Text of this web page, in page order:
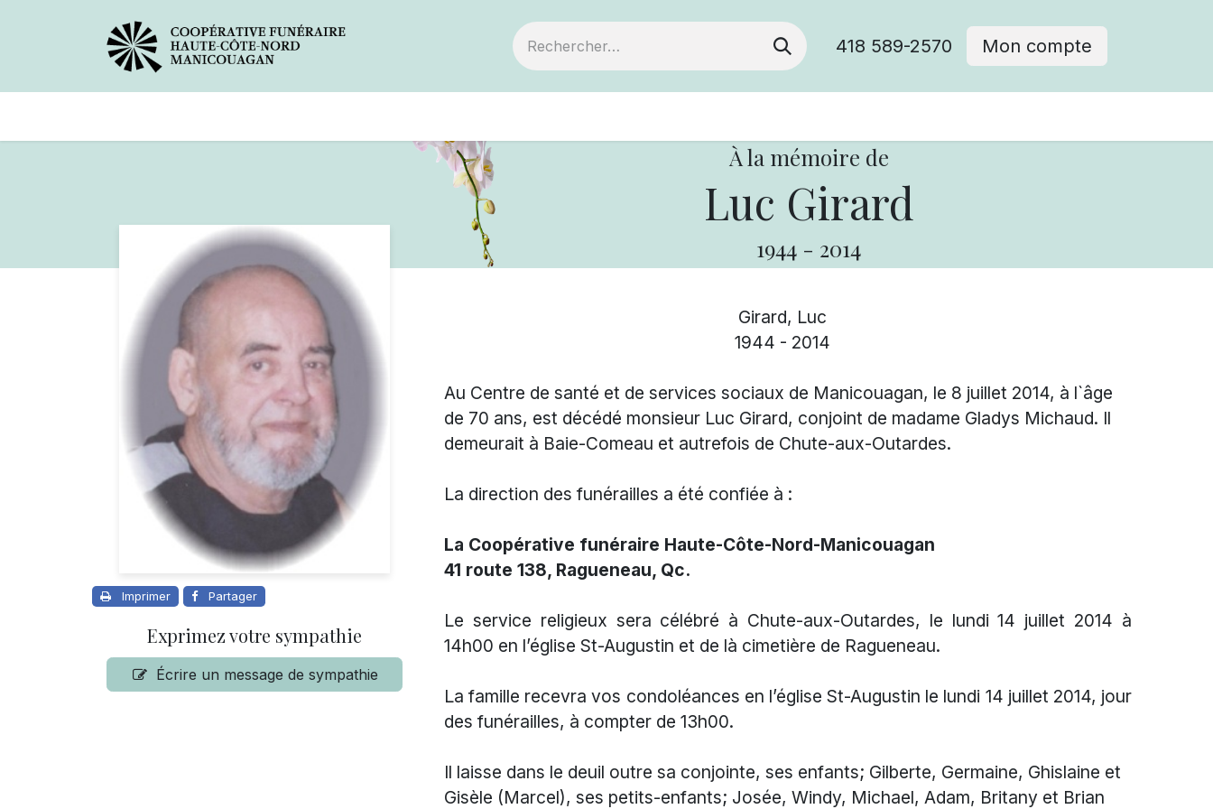
418 589-2570 Mon compte
À la mémoire de
Luc Girard
1944 - 2014
Imprimer Partager
Exprimez votre sympathie
Écrire un message de sympathie
Girard, Luc
1944 - 2014
Au Centre de santé et de services sociaux de Manicouagan, le 8 juillet 2014, à l`âge
de 70 ans, est décédé monsieur Luc Girard, conjoint de madame Gladys Michaud. Il
demeurait à Baie-Comeau et autrefois de Chute-aux-Outardes.
La direction des funérailles a été confiée à :
La Coopérative funéraire Haute-Côte-Nord-Manicouagan
41 route 138, Ragueneau, Qc.
Le service religieux sera célébré à Chute-aux-Outardes, le lundi 14 juillet 2014 à
14h00 en l’église St-Augustin et de là cimetière de Ragueneau.
La famille recevra vos condoléances en l’église St-Augustin le lundi 14 juillet 2014, jour
des funérailles, à compter de 13h00.
Il laisse dans le deuil outre sa conjointe, ses enfants; Gilberte, Germaine, Ghislaine et
Gisèle (Marcel), ses petits-enfants; Josée, Windy, Michael, Adam, Britany et Brian